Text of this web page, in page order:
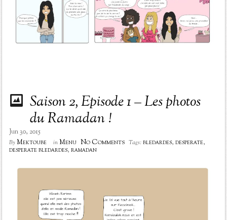
Saison 2, Episode 1 – Les photos
du Ramadan !
Jun 30, 2015
By Mektoube in Menu No Comments Tags:bledardes, desperate,
desperate bledardes, ramadan